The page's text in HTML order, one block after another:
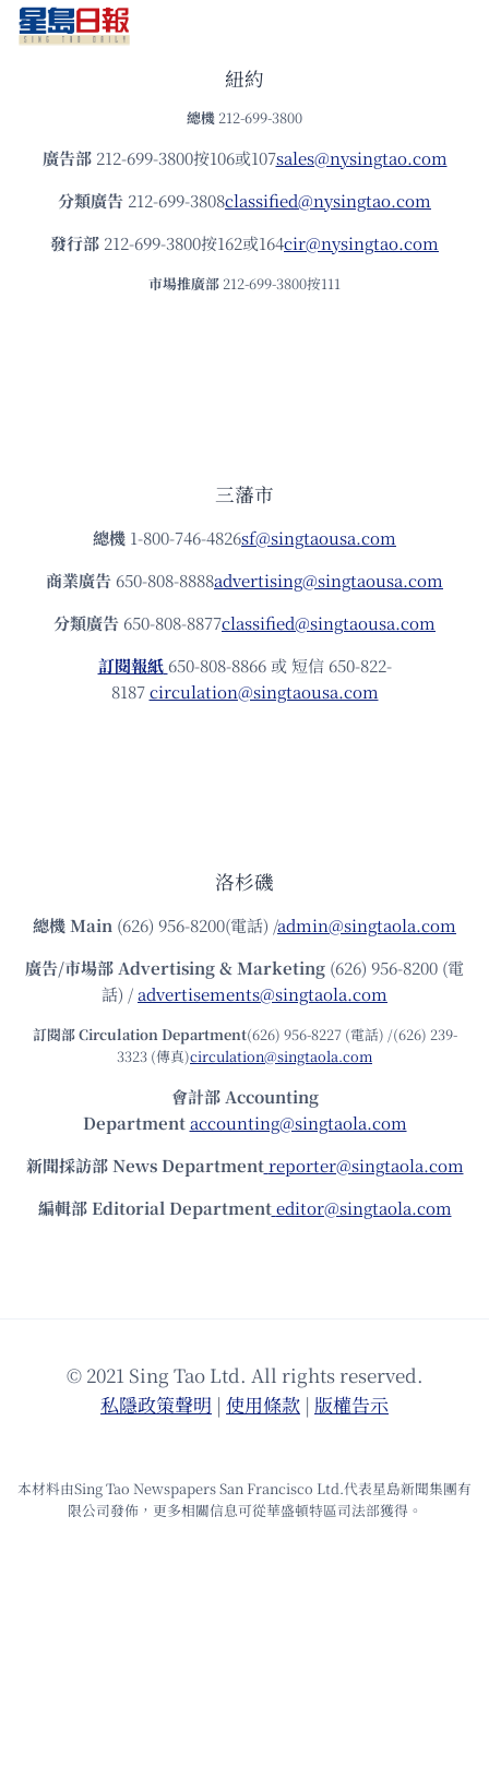
紐約
總機 212-699-3800
廣告部212-699-3800按106或107sales@nysingtao.com
分類廣告 212-699-3808classified@nysingtao.com
發⾏部 212-699-3800按162或164cir@nysingtao.com
市場推廣部 212-699-3800按111
三藩市
總機 1-800-746-4826sf@singtaousa.com
商業廣告 650-808-8888advertising@singtaousa.com
分類廣告 650-808-8877classified@singtaousa.com
訂閱報紙 650-808-8866 或 短信 650-822-
8187circulation@singtaousa.com
洛杉磯
總機Main (626) 956-8200(電話) /admin@singtaola.com
廣告/市場部Advertising & Marketing (626) 956-8200 (電
話) /advertisements@singtaola.com
訂閱部 Circulation Department(626) 956-8227 (電話) /(626) 239-
3323 (傳真)circulation@singtaola.com
會計部 Accounting
Department accounting@singtaola.com
新聞採訪部 News Department reporter@singtaola.com
編輯部 Editorial Department editor@singtaola.com
© 2021 Sing Tao Ltd. All rights reserved.
私隱政策聲明 | 使⽤條款 | 版權告⽰
本材料由Sing Tao Newspapers San Francisco Ltd.代表星島新聞集團有
限公司發佈，更多相關信息可從華盛頓特區司法部獲得。